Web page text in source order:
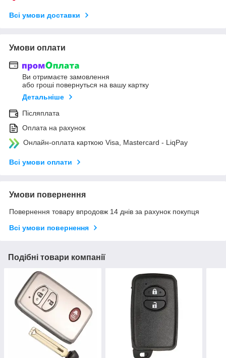
Всі умови доставки
Умови оплати
Ви отримаєте замовлення
або гроші повернуться на вашу картку
Детальніше
Післяплата
Оплата на рахунок
Онлайн-оплата карткою Visa, Mastercard - LiqPay
Всі умови оплати
Умови повернення
Повернення товару впродовж 14 днів за рахунок покупця
Всі умови повернення
Подібні товари компанії